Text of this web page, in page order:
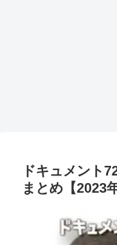
ドキュメント
まとめ【2023